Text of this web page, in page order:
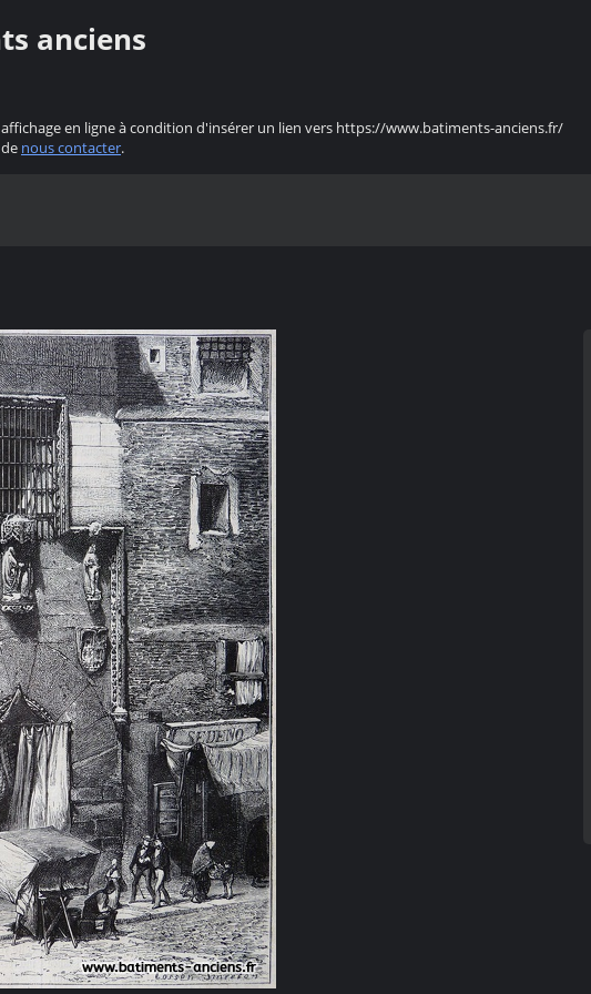
anciens
en ligne à condition d'insérer un lien vers https://www.batiments-anciens.fr/
nous contacter.